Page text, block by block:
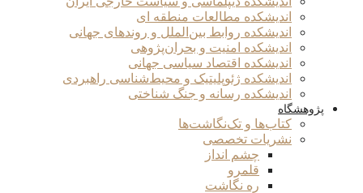
اندیشکده مطالعات منطقه ای
اندیشکده روابط بین‌الملل و روندهای جهانی
اندیشکده امنیت و بحران‌پژوهی
اندیشکده اقتصاد سیاسی جهانی
اندیشکده ژئوپلیتیک و محیط‌شناسی راهبردی
اندیشکده رسانه و جنگ شناختی
پژوهشگاه
کتاب‌ها و تک‌نگاشت‌ها
نشریات تخصصی
چشم انداز
قلمرو
ره نگاشت